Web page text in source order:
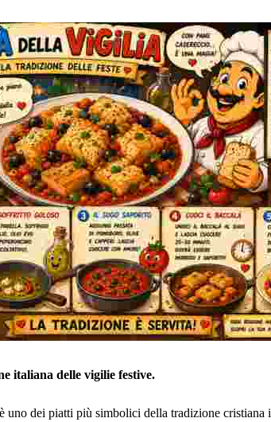
italiana delle vigilie festive.
uno dei piatti più simbolici della tradizione cristiana